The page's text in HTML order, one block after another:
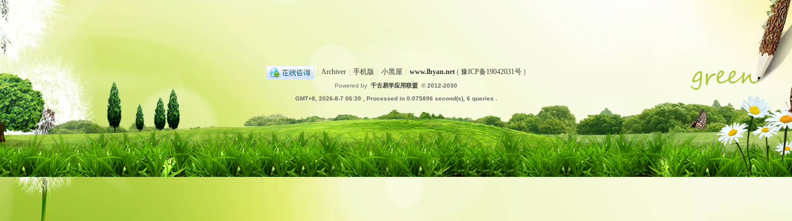
Archiver 手机版 小黑屋 www.lhyan.net ( 豫ICP备19042031号 )
Powered by 千古易学应用联盟 © 2012-2030
GMT+8, 2026-8-7 06:39 , Processed in 0.075896 second(s), 6 queries .